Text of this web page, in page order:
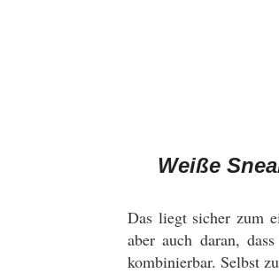
Weiße
Das liegt sicher zum
aber auch daran,
kombinierbar. Selbst